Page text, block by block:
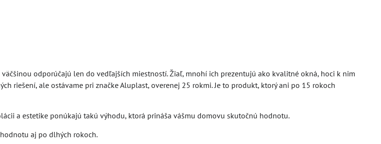
odporúčajú len do vedľajších miestností. Žiaľ, mnohí ich prezentujú ako kvalitné okná, hoci k nim
riešení, ale ostávame pri značke Aluplast, overenej 25 rokmi. Je to produkt, ktorý ani po 15 rokoch
a estetike ponúkajú takú výhodu, ktorá prináša vášmu domovu skutočnú hodnotu.
aj po dlhých rokoch.